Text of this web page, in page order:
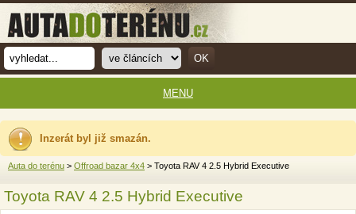
Inzerát byl již smazán.
Auta do terénu > Offroad bazar 4x4 > Toyota RAV 4 2.5 Hybrid Executive
Toyota RAV 4 2.5 Hybrid Executive
MENU